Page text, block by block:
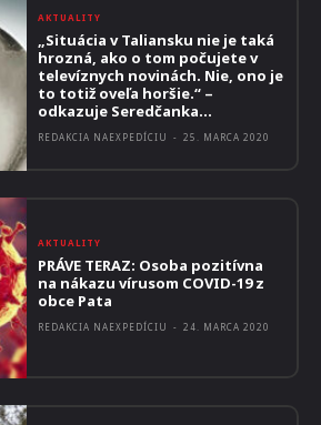
AKTUALITY
„Situácia v Taliansku nie je taká
hrozná, ako o tom počujete v
televíznych novinách. Nie, ono je
to totiž oveľa horšie.“ –
odkazuje Seredčanka...
REDAKCIA NAEXPEDÍCIU - 25. MARCA 2020
AKTUALITY
PRÁVE TERAZ: Osoba pozitívna
na nákazu vírusom COVID-19 z
obce Pata
REDAKCIA NAEXPEDÍCIU - 24. MARCA 2020